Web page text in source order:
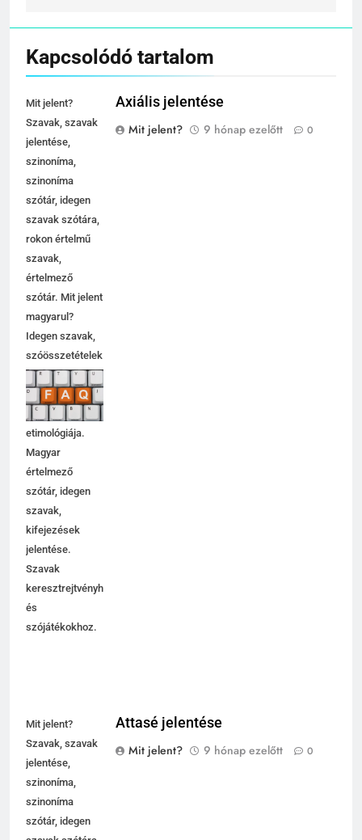
Kapcsolódó tartalom
Mit jelent?
Szavak, szavak
jelentése,
szinoníma,
szinoníma
szótár, idegen
szavak szótára,
rokon értelmű
szavak,
értelmező
szótár. Mit jelent
magyarul?
Idegen szavak,
szóösszetételek
jelentése,
magyarázata,
használata,
etimológiája.
Magyar
értelmező
szótár, idegen
szavak,
kifejezések
jelentése.
Szavak
keresztrejtvényhez
Mit jelent?
Szavak, szavak
jelentése,
szinoníma,
szinoníma
szótár, idegen